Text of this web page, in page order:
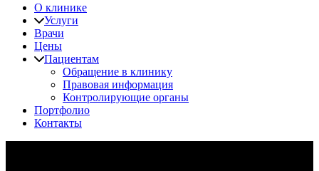
О клинике
Услуги
Врачи
Цены
Пациентам
Обращение в клинику
Правовая информация
Контролирующие органы
Портфолио
Контакты